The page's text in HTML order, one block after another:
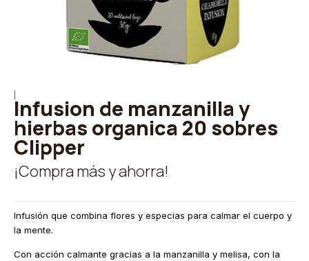
Infusion de manzanilla y
hierbas organica 20 sobres
Clipper
¡Compra más y ahorra!
Infusión que combina flores y especias para calmar el cuerpo y
la mente.
Con acción calmante gracias a la manzanilla y melisa, con la